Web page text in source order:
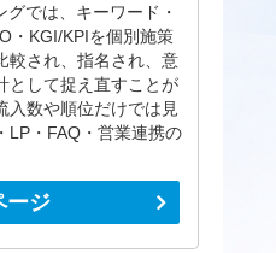
では、キーワード・
・KGI/KPIを個別施策
較され、指名され、意
として捉え直すことが
入数や順位だけでは見
LP・FAQ・営業連携の
ージ